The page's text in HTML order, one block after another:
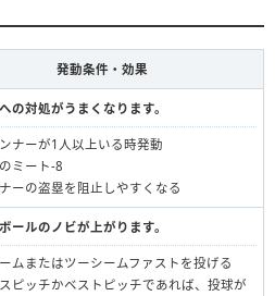
発動条件・効果
の対処がうまくなります。
ナーが1人以上いる時発動
ミート-8
ーの盗塁を阻止しやすくなる
ールのノビが上がります。
ムまたはツーシームファストを投げる
ピッチかベストピッチであれば、投球が